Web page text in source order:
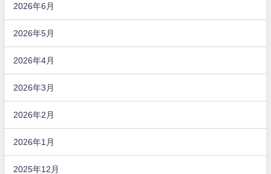
2026年6月
2026年5月
2026年4月
2026年3月
2026年2月
2026年1月
2025年12月